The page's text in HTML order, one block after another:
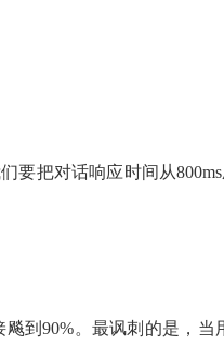
把对话响应时间从800ms
到90%。最讽刺的是，当